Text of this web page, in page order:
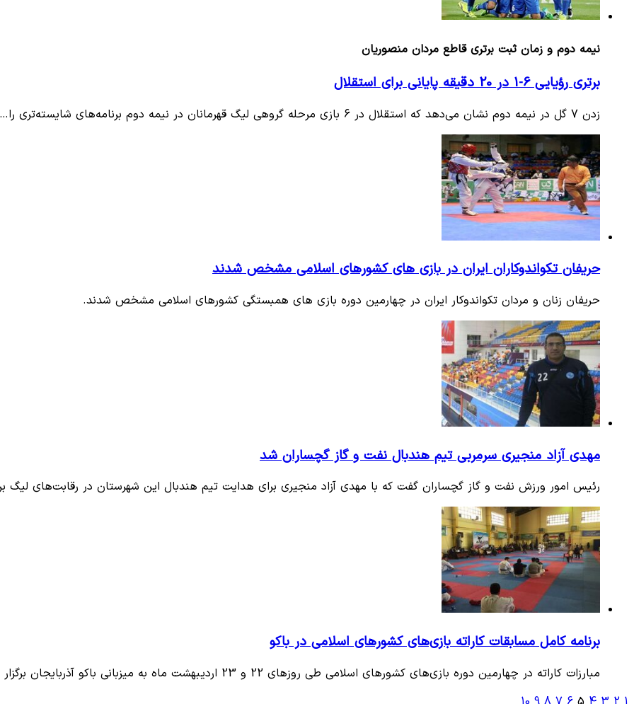
نیمه دوم و زمان ثبت برتری قاطع مردان منصوریان
برتری رؤیایی 6-1 در 20 دقیقه پایانی برای استقلال
زدن 7 گل در نیمه دوم نشان می‌دهد که استقلال در 6 بازی مرحله گروهی لیگ قهرمانان در نیمه دوم برنامه‌های شایسته‌تری را…
حریفان تکواندوکاران ایران در بازی های کشورهای اسلامی مشخص شدند
حریفان زنان و مردان تکواندوکار ایران در چهارمین دوره بازی های همبستگی کشورهای اسلامی مشخص شدند.
مهدی آزاد منجیری سرمربی تیم هندبال نفت و گاز گچساران شد
رئیس امور ورزش نفت و گاز گچساران گفت که با مهدی آزاد منجیری برای هدایت تیم هندبال این شهرستان در رقابت‌های لیگ
برنامه کامل مسابقات کاراته بازی‌های کشورهای اسلامی در باکو
مبارزات کاراته در چهارمین دوره بازی‌های کشورهای اسلامی طی روزهای 22 و 23 اردیبهشت ماه به میزبانی باکو آذربایجان برگزار …